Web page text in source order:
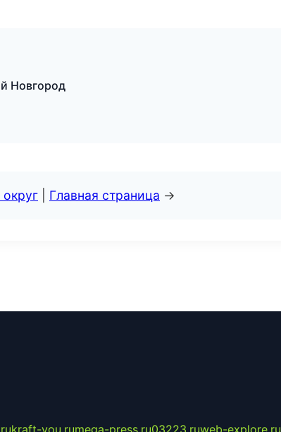
Новгород
Главная страница →
kraft-you.rumega-press.ru03223.ruweb-explore.ru